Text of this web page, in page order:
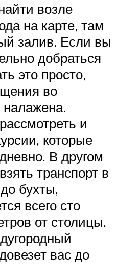
возле
на карте, там
залив. Если вы
добраться
это просто,
во
и
которые
В другом
транспорт в
бухты,
всего сто
от столицы.
вас до